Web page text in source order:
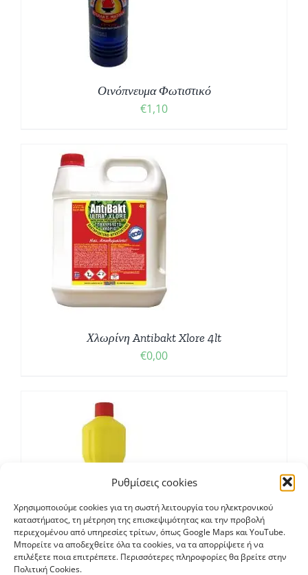
Ρυθμίσεις cookies
Χρησιμοποιούμε cookies για τη σωστή λειτουργία του ηλεκτρονικού
καταστήματος, τη μέτρηση της επισκεψιμότητας και την προβολή
περιεχομένου από υπηρεσίες τρίτων, όπως Google Maps και YouTube.
Μπορείτε να αποδεχθείτε όλα τα cookies, να τα απορρίψετε ή να
επιλέξετε ποια επιτρέπετε. Περισσότερες πληροφορίες θα βρείτε στην
Πολιτική Cookies.
Οινόπνευμα Φωτιστικό
€1,10
Χλωρίνη Antibakt Xlore 4lt
€0,00